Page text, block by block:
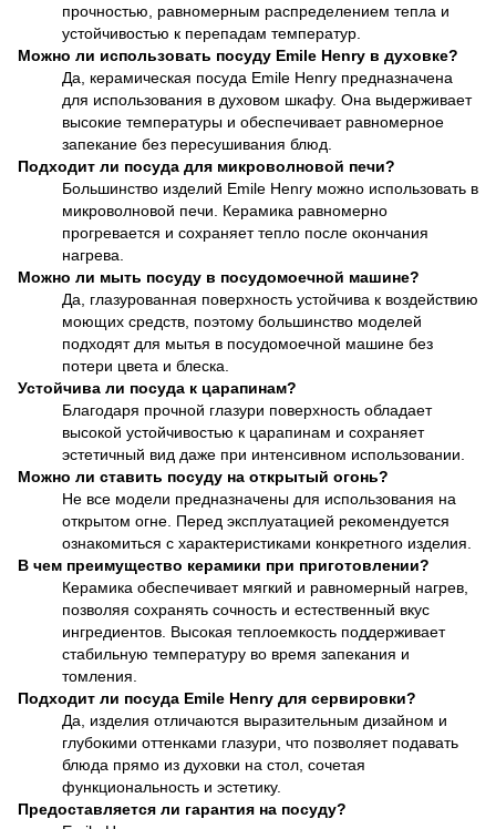
прочностью, равномерным распределением тепла и
устойчивостью к перепадам температур.
Можно ли использовать посуду Emile Henry в духовке?
Да, керамическая посуда Emile Henry предназначена
для использования в духовом шкафу. Она выдерживает
высокие температуры и обеспечивает равномерное
запекание без пересушивания блюд.
Подходит ли посуда для микроволновой печи?
Большинство изделий Emile Henry можно использовать в
микроволновой печи. Керамика равномерно
прогревается и сохраняет тепло после окончания
нагрева.
Можно ли мыть посуду в посудомоечной машине?
Да, глазурованная поверхность устойчива к воздействию
моющих средств, поэтому большинство моделей
подходят для мытья в посудомоечной машине без
потери цвета и блеска.
Устойчива ли посуда к царапинам?
Благодаря прочной глазури поверхность обладает
высокой устойчивостью к царапинам и сохраняет
эстетичный вид даже при интенсивном использовании.
Можно ли ставить посуду на открытый огонь?
Не все модели предназначены для использования на
открытом огне. Перед эксплуатацией рекомендуется
ознакомиться с характеристиками конкретного изделия.
В чем преимущество керамики при приготовлении?
Керамика обеспечивает мягкий и равномерный нагрев,
позволяя сохранять сочность и естественный вкус
ингредиентов. Высокая теплоемкость поддерживает
стабильную температуру во время запекания и
томления.
Подходит ли посуда Emile Henry для сервировки?
Да, изделия отличаются выразительным дизайном и
глубокими оттенками глазури, что позволяет подавать
блюда прямо из духовки на стол, сочетая
функциональность и эстетику.
Предоставляется ли гарантия на посуду?